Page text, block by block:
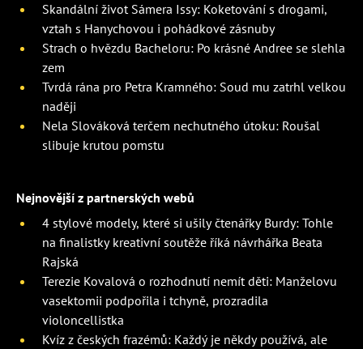
Skandální život Sámera Issy: Koketování s drogami,
vztah s Hanychovou i pohádkové zásnuby
Strach o hvězdu Bacheloru: Po krásné Andree se slehla
zem
Tvrdá rána pro Petra Kramného: Soud mu zatrhl velkou
naději
Nela Slováková terčem nechutného útoku: Roušal
slibuje krutou pomstu
Nejnovější z partnerských webů
4 stylové modely, které si ušily čtenářky Burdy: Tohle
na finalistky kreativní soutěže říká návrhářka Beata
Rajská
Terezie Kovalová o rozhodnutí nemít děti: Manželovu
vasektomii podpořila i tchyně, prozradila
violoncellistka
Kvíz z českých frazémů: Každý je někdy používá, ale